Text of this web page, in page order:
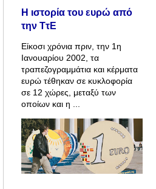
Η ιστορία του ευρώ από
την ΤτΕ
Είκοσι χρόνια πριν, την 1η
Ιανουαρίου 2002, τα
τραπεζογραμμάτια και κέρματα
ευρώ τέθηκαν σε κυκλοφορία
σε 12 χώρες, μεταξύ των
οποίων και η ...